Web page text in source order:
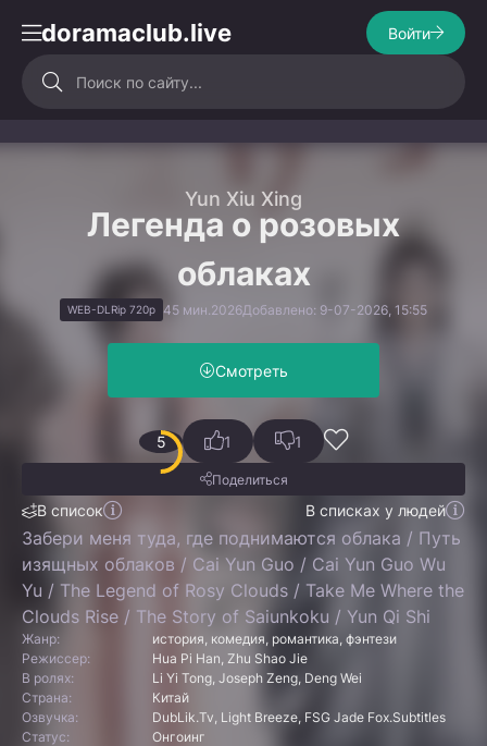
doramaclub.live Войти
Yun Xiu Xing
Легенда о розовых
облаках
WEB-DLRip 720p 45 мин. 2026Добавлено: 9-07-2026, 15:55
Смотреть
5
В список В списках у людей
1 1
Поделиться
Забери меня туда, где поднимаются облака / Путь
изящных облаков / Cai Yun Guo / Cai Yun Guo Wu
Yu / The Legend of Rosy Clouds / Take Me Where the
Clouds Rise / The Story of Saiunkoku / Yun Qi Shi
Жанр:
история, комедия, романтика, фэнтези
Режиссер:
Hua Pi Han, Zhu Shao Jie
В ролях:
Li Yi Tong, Joseph Zeng, Deng Wei
Страна:
Китай
Озвучка:
DubLik.Tv, Light Breeze, FSG Jade Fox.Subtitles
Статус:
Онгоинг